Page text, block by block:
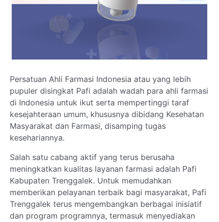
Pendidikan
Persatuan Ahli Farmasi Indonesia atau yang lebih
pupuler disingkat Pafi adalah wadah para ahli farmasi
di Indonesia untuk ikut serta mempertinggi taraf
kesejahteraan umum, khususnya dibidang Kesehatan
Masyarakat dan Farmasi, disamping tugas
kesehariannya.
Salah satu cabang aktif yang terus berusaha
meningkatkan kualitas layanan farmasi adalah Pafi
Kabupaten Trenggalek. Untuk memudahkan
memberikan pelayanan terbaik bagi masyarakat, Pafi
Trenggalek terus mengembangkan berbagai inisiatif
dan program programnya, termasuk menyediakan